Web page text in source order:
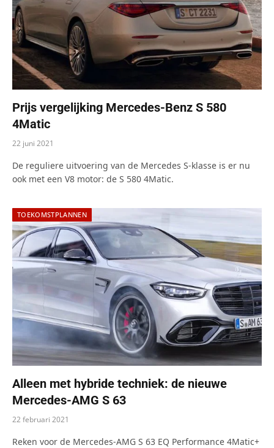
Prijs vergelijking Mercedes-Benz S 580
4Matic
22 juni 2021
De reguliere uitvoering van de Mercedes S-klasse is er nu
ook met een V8 motor: de S 580 4Matic.
TOEKOMSTPLANNEN
Alleen met hybride techniek: de nieuwe
Mercedes-AMG S 63
22 februari 2021
Reken voor de Mercedes-AMG S 63 EQ Performance 4Matic+